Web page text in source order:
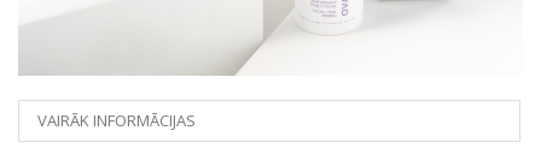
VAIRĀK INFORMĀCIJAS